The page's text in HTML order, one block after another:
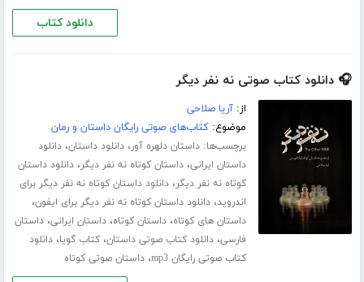
دانلود کتاب
🎧 دانلود کتاب صوتی نه نفر دیگر
از:آریا صلاحی
موضوع:کتاب‌های صوتی رایگان داستان و رمان
برچسب‌ها:داستان دلهره آور،دانلود داستان،دانلود
داستان ایرانی،داستان کوتاه نه نفر دیگر،دانلود داستان
کوتاه نه نفر دیگر،دانلود داستان کوتاه نه نفر دیگر برای
اندروید،دانلود داستان کوتاه نه نفر دیگر برای ایفون،
داستان های کوتاه،داستان کوتاه،داستان ایرانی،داستان
فارسی،دانلود کتاب صوتی داستان،کتاب گویا،دانلود
کتاب صوتی رایگان mp3
،داستان صوتی کوتاه